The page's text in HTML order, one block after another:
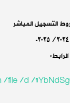
التسجيل المباشر
d/